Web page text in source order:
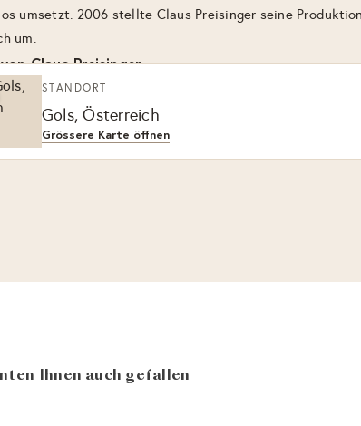
umsetzt. 2006 stellte Claus Preisinger seine
um.
Claus Preisinger
STANDORT
Gols, Österreich
Grössere Karte öffnen
Ihnen auch gefallen